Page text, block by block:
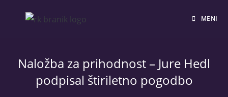
MENI
Naložba za prihodnost – Jure Hedl
podpisal štiriletno pogodbo